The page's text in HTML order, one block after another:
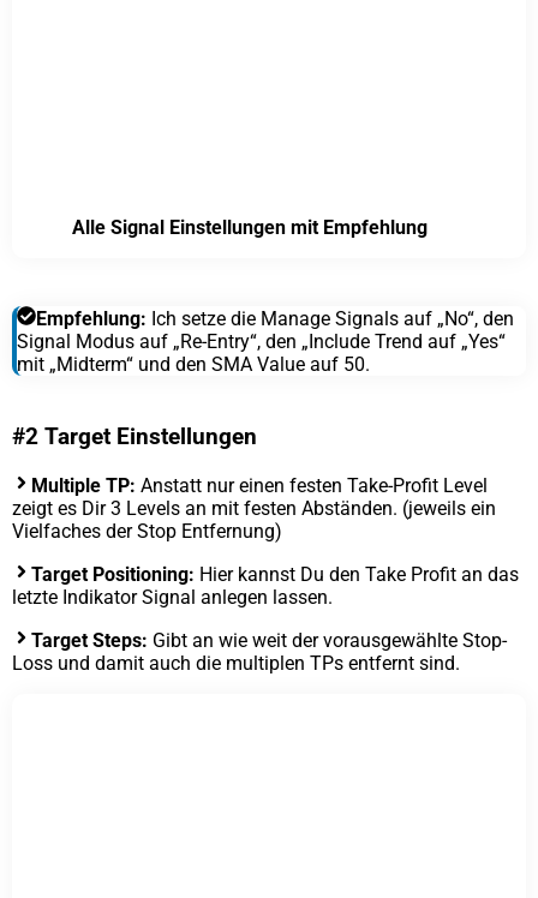
Alle Signal Einstellungen mit Empfehlung
Empfehlung: Ich setze die Manage Signals auf „No“, den
Signal Modus auf „Re-Entry“, den „Include Trend auf „Yes“
mit „Midterm“ und den SMA Value auf 50.
#2 Target Einstellungen
Multiple TP: Anstatt nur einen festen Take-Profit Level
zeigt es Dir 3 Levels an mit festen Abständen. (jeweils ein
Vielfaches der Stop Entfernung)
Target Positioning: Hier kannst Du den Take Profit an das
letzte Indikator Signal anlegen lassen.
Target Steps: Gibt an wie weit der vorausgewählte Stop-
Loss und damit auch die multiplen TPs entfernt sind.